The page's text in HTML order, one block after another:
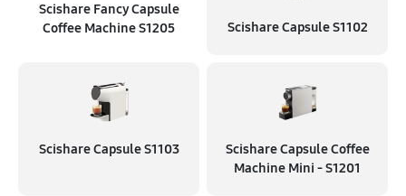
Scishare Fancy Capsule
Coffee Machine S1205
Scishare Capsule S1102
Scishare Capsule S1103
Scishare Capsule Coffee
Machine Mini - S1201